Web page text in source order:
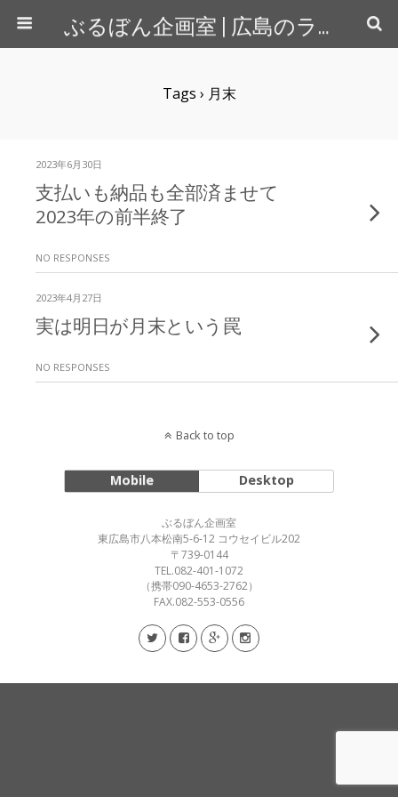
ぶるぼん企画室 | 広島のライター＆カメラマン
Tags › 月末
2023年6月30日
支払いも納品も全部済ませて
2023年の前半終了
NO RESPONSES
2023年4月27日
実は明日が月末という罠
NO RESPONSES
Back to top
Mobile Desktop
ぶるぼん企画室
東広島市八本松南5-6-12 コウセイビル202
〒739-0144
TEL.082-401-1072
（携帯090-4653-2762）
FAX.082-553-0556